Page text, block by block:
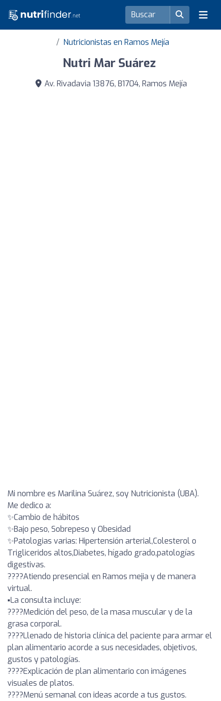
Nutricionistas en Ramos Mejía
Nutri Mar Suárez ️
Av. Rivadavia 13876, B1704, Ramos Mejía
Mi nombre es Marilina Suárez, soy Nutricionista (UBA).
Me dedico a:
✨️Cambio de hábitos
✨️Bajo peso, Sobrepeso y Obesidad
✨️Patologias varias: Hipertensión arterial,Colesterol o
Trigliceridos altos,Diabetes, hígado grado,patologías
digestivas.
????Atiendo presencial en Ramos mejia y de manera
virtual.
▪️La consulta incluye:
????️Medición del peso, de la masa muscular y de la
grasa corporal.
????️Llenado de historia clínica del paciente para armar el
plan alimentario acorde a sus necesidades, objetivos,
gustos y patologías.
????️Explicación de plan alimentario con imágenes
visuales de platos.
????️Menú semanal con ideas acorde a tus gustos.